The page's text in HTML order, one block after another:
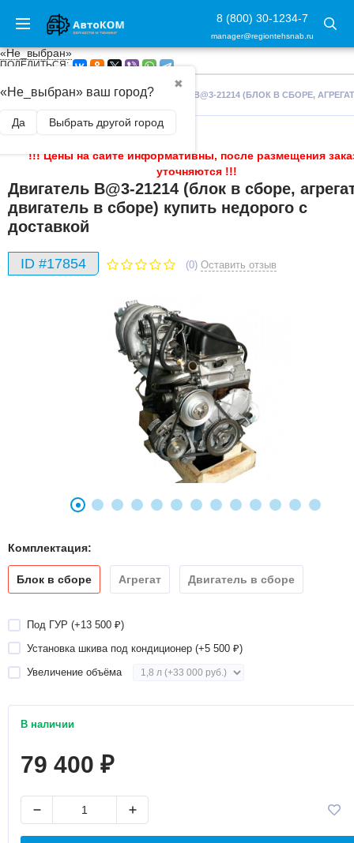
8 (800) 30-1234-7
manager@regiontehsnab.ru
«Не_выбран»
✖
«Не_выбран» ваш город?
Да Выбрать другой город
ПОДЕЛИТЬСЯ:
ГЛАВНАЯ / ДВИГАТЕЛИ / ДВИГАТЕЛЬ B@3-21214 (БЛОК В СБОРЕ,
!!! Цены на сайте информативны, после размещения
уточняются !!!
Двигатель B@3-21214 (блок в сборе,
двигатель в сборе) купить недорого с
доставкой
ID #17854 (0) Оставить отзыв
Комплектация:
Блок в сборе Агрегат Двигатель в сборе
Под ГУР (+13 500 ₽)
Установка шкива под кондиционер (+5 500 ₽)
Увеличение объёма
В наличии
79 400 ₽